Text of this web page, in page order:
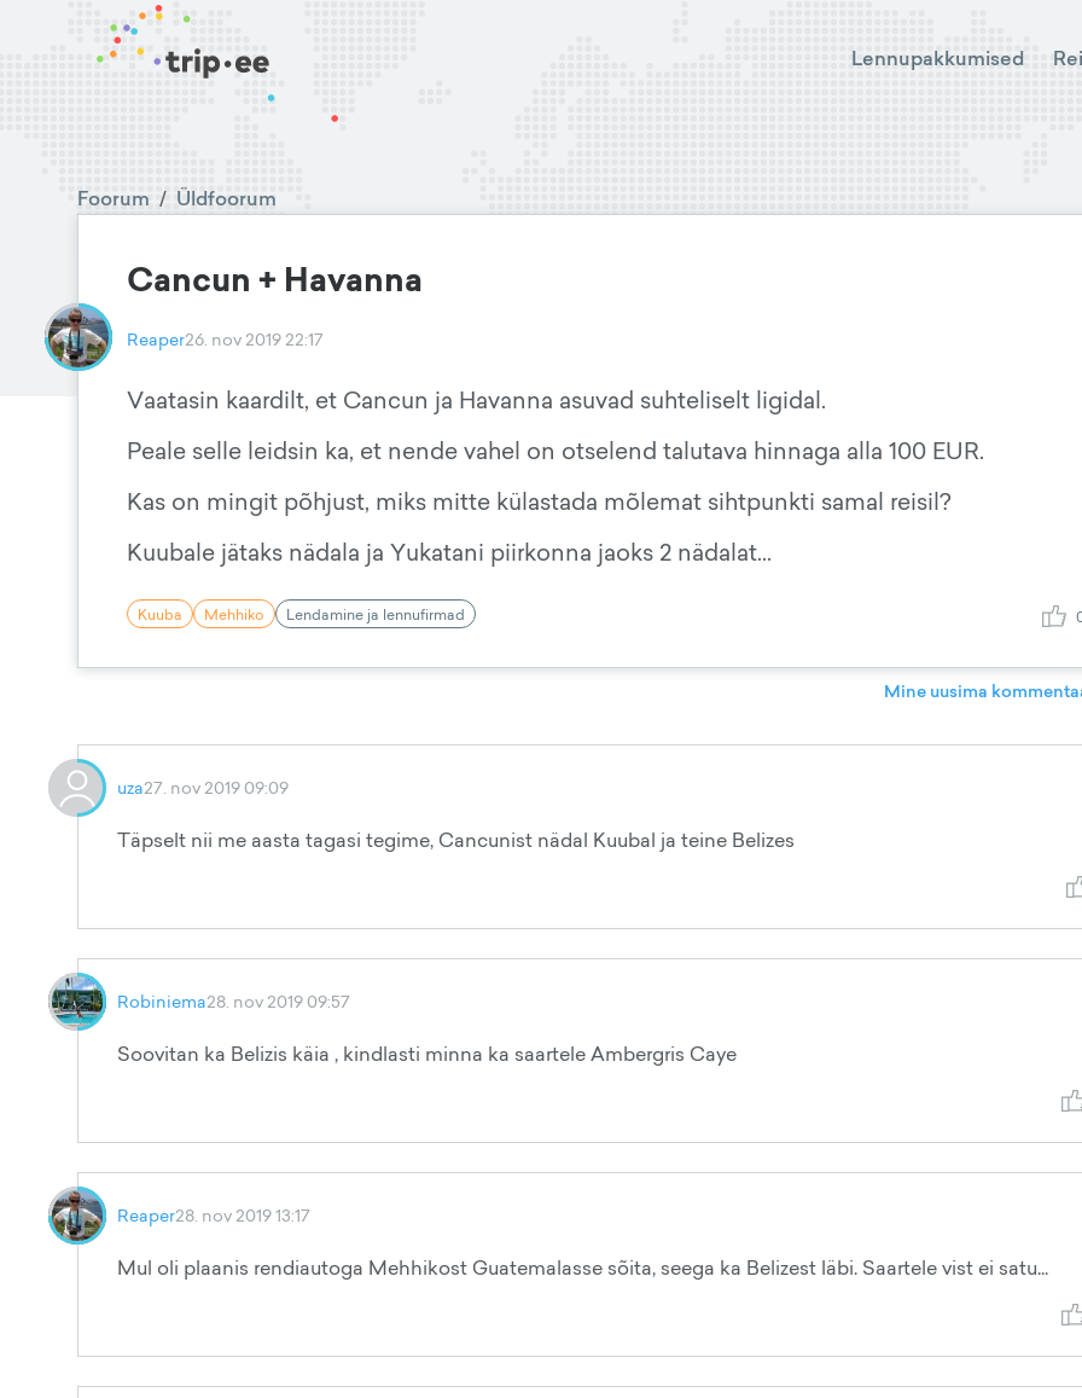
Lennupakkumised
Foorum / Üldfoorum
Cancun + Havanna
Reaper26. nov 2019 22:17
Vaatasin kaardilt, et Cancun ja Havanna asuvad suhteliselt ligidal.
Peale selle leidsin ka, et nende vahel on otselend talutava hinnaga alla 100 EUR.
Kas on mingit põhjust, miks mitte külastada mõlemat sihtpunkti samal reisil?
Kuubale jätaks nädala ja Yukatani piirkonna jaoks 2 nädalat...
Kuuba Mehhiko Lendamine ja lennufirmad
Mine uusima
uza27. nov 2019 09:09
Täpselt nii me aasta tagasi tegime, Cancunist nädal Kuubal ja teine Belizes
Robiniema28. nov 2019 09:57
Soovitan ka Belizis käia , kindlasti minna ka saartele Ambergris Caye
Reaper28. nov 2019 13:17
Mul oli plaanis rendiautoga Mehhikost Guatemalasse sõita, seega ka Belizest läbi. Saartele vist ei satu...